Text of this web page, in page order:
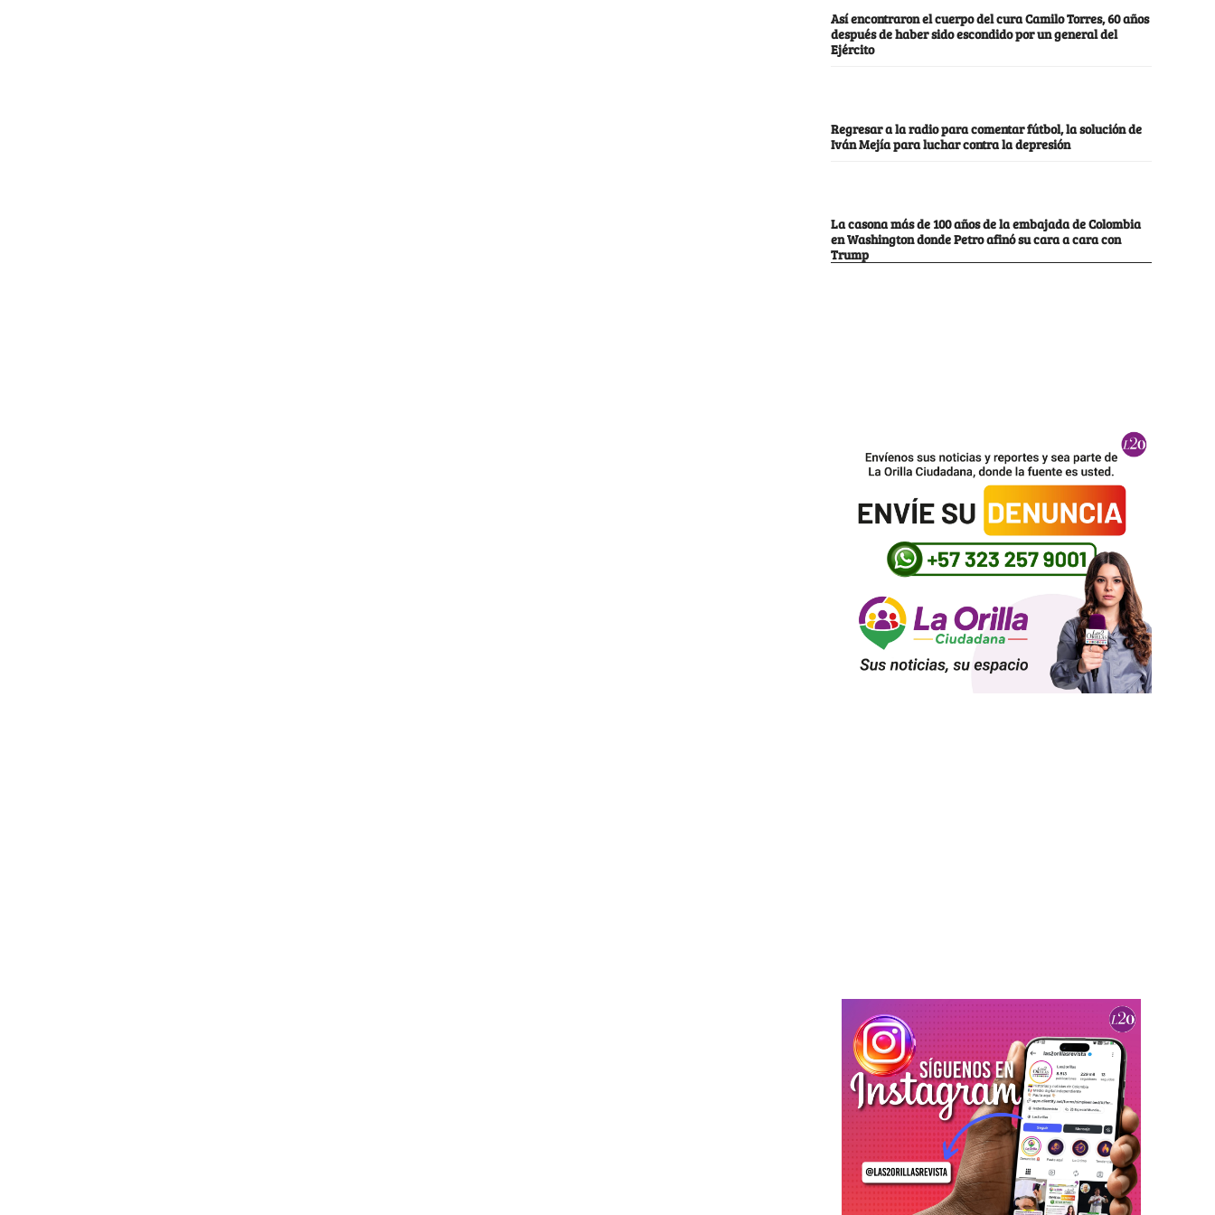
Así encontraron el cuerpo del cura Camilo Torres, 60 años
después de haber sido escondido por un general del
Ejército
Regresar a la radio para comentar fútbol, la solución de
Iván Mejía para luchar contra la depresión
La casona más de 100 años de la embajada de Colombia
en Washington donde Petro afinó su cara a cara con
Trump